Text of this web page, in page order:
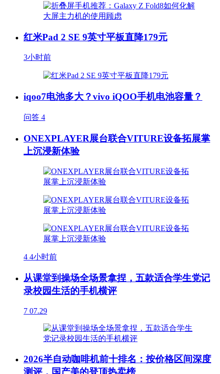
红米Pad 2 SE 9英寸平板直降179元
3小时前
iqoo7电池多大？vivo iQOO手机电池容量？
问答 4
ONEXPLAYER展台联合VITURE设备拓展掌
上沉浸新体验
4 4小时前
从课堂到操场全场景拿捏，五款适合学生党记
录校园生活的手机横评
7 07.29
2026半自动咖啡机前十排名：按价格区间深度